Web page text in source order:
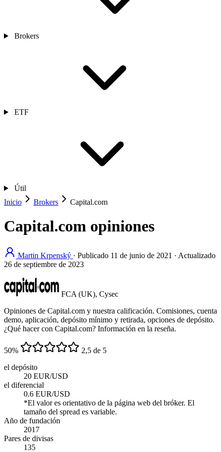
Brokers
ETF
Útil
Inicio
Brokers Capital.com
Capital.com opiniones
Martin Krpenský · Publicado 11 de junio de 2021 · Actualizado
26 de septiembre de 2023
FCA (UK), Cysec
Opiniones de Capital.com y nuestra calificación. Comisiones, cuenta
demo, aplicación, depósito mínimo y retirada, opciones de depósito.
¿Qué hacer con Capital.com? Información en la reseña.
50%
2,5 de 5
el depósito
20 EUR/USD
el diferencial
0.6 EUR/USD
*El valor es orientativo de la página web del bróker. El
tamaño del spread es variable.
Año de fundación
2017
Pares de divisas
135